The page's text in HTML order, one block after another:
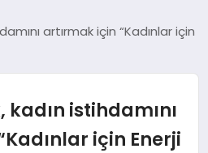
artırmak için “Kadınlar için
kadın istihdamını
için Enerji